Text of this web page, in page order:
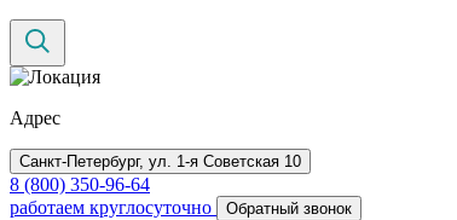
Aдреc
Санкт-Петербург, ул. 1-я Советская 10
8 (800) 350-96-64
работаем круглосуточно
Обратный звонок